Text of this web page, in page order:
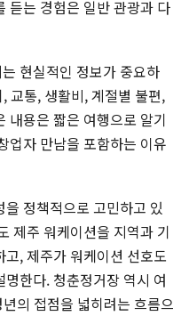
듣는 경험은 일반 관광과 다
현실적인 정보가 중요하
교통, 생활비, 계절별 불편,
내용은 짧은 여행으로 알기
업자 만남을 포함하는 이유
정책적으로 고민하고 있
제주 워케이션을 지역과 기
, 제주가 워케이션 선호도
한다. 청춘정거장 역시 여
의 접점을 넓히려는 흐름으